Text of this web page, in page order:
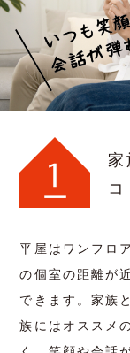
家
平屋はワンフロ
の個室の距離が
できます。家族
族にはオススメ